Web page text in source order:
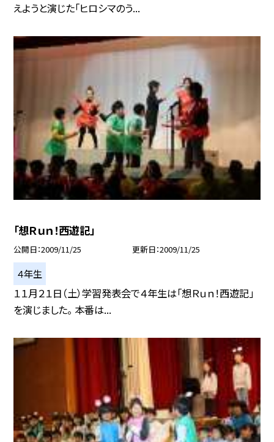
えようと演じた「ヒロシマのう...
「想Ｒｕｎ！西遊記」
公開日 2009/11/25 更新日 2009/11/25
４年生
１１月２１日（土）学習発表会で４年生は「想Ｒｕｎ！西遊記」
を演じました。 本番は...